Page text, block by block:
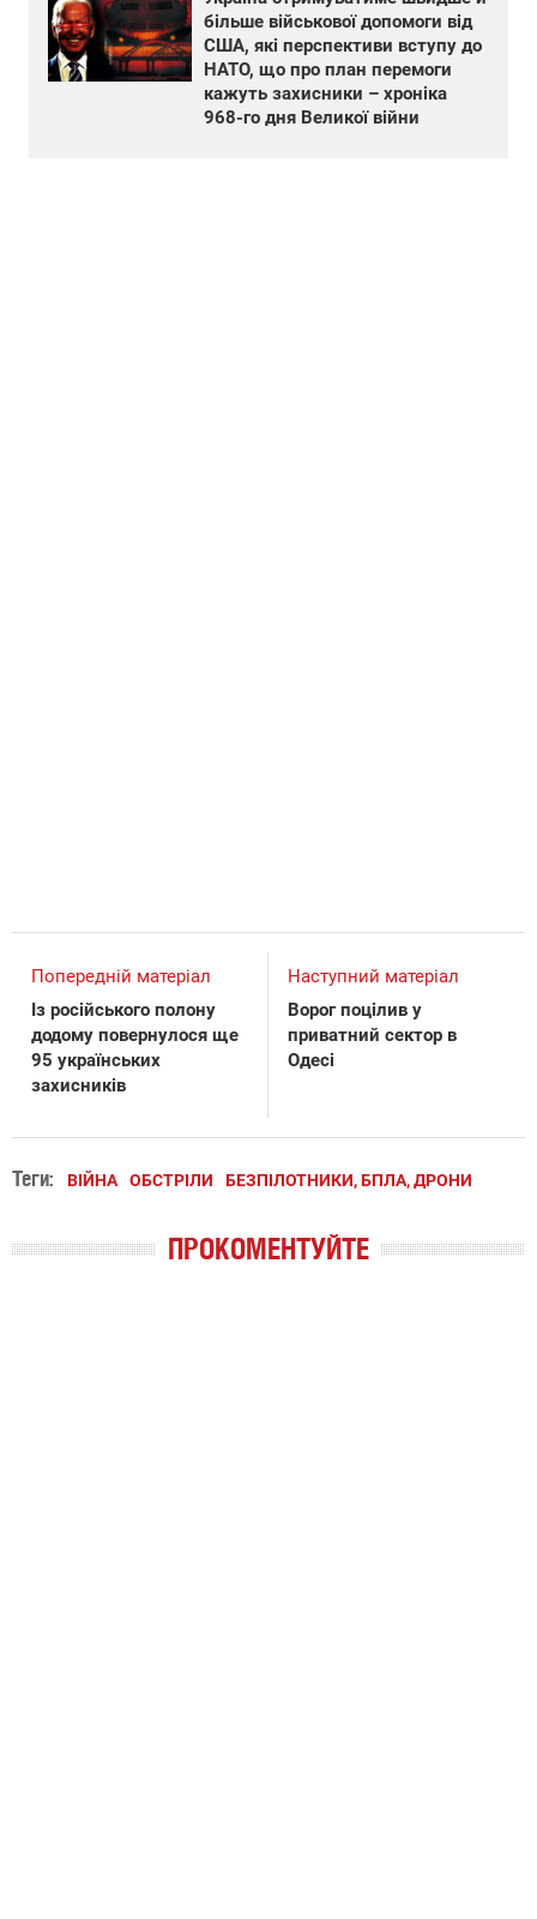
більше військової допомоги від
США, які перспективи вступу до
НАТО, що про план перемоги
кажуть захисники – хроніка
968-го дня Великої війни
Попередній матеріал
Із російського полону
додому повернулося ще
95 українських
захисників
Наступний матеріал
Ворог поцілив у
приватний сектор в
Одесі
Теги: ВІЙНА ОБСТРІЛИ БЕЗПІЛОТНИКИ, БПЛА, ДРОНИ
ПРОКОМЕНТУЙТЕ